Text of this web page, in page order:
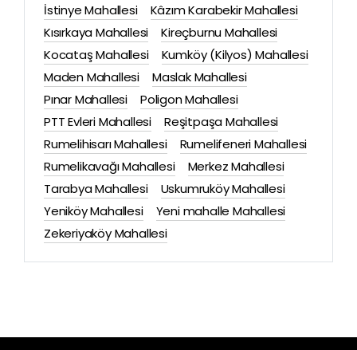
İstinye Mahallesi
Kâzım Karabekir Mahallesi
Kısırkaya Mahallesi
Kireçburnu Mahallesi
Kocataş Mahallesi
Kumköy (Kilyos) Mahallesi
Maden Mahallesi
Maslak Mahallesi
Pınar Mahallesi
Poligon Mahallesi
PTT Evleri Mahallesi
Reşitpaşa Mahallesi
Rumelihisarı Mahallesi
Rumelifeneri Mahallesi
Rumelikavağı Mahallesi
Merkez Mahallesi
Tarabya Mahallesi
Uskumruköy Mahallesi
Yeniköy Mahallesi
Yeni mahalle Mahallesi
Zekeriyaköy Mahallesi